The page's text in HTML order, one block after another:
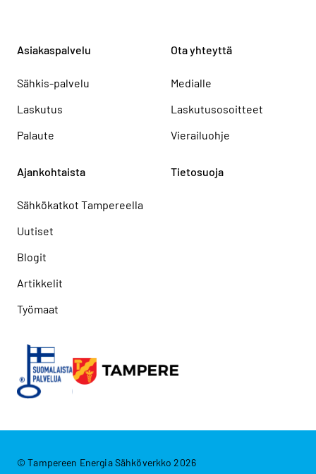
Asiakaspalvelu
Sähkis-palvelu
Laskutus
Palaute
Ota yhteyttä
Medialle
Laskutusosoitteet
Vierailuohje
Ajankohtaista
Sähkökatkot Tampereella
Uutiset
Blogit
Artikkelit
Työmaat
Tietosuoja
© Tampereen Energia Sähköverkko 2026